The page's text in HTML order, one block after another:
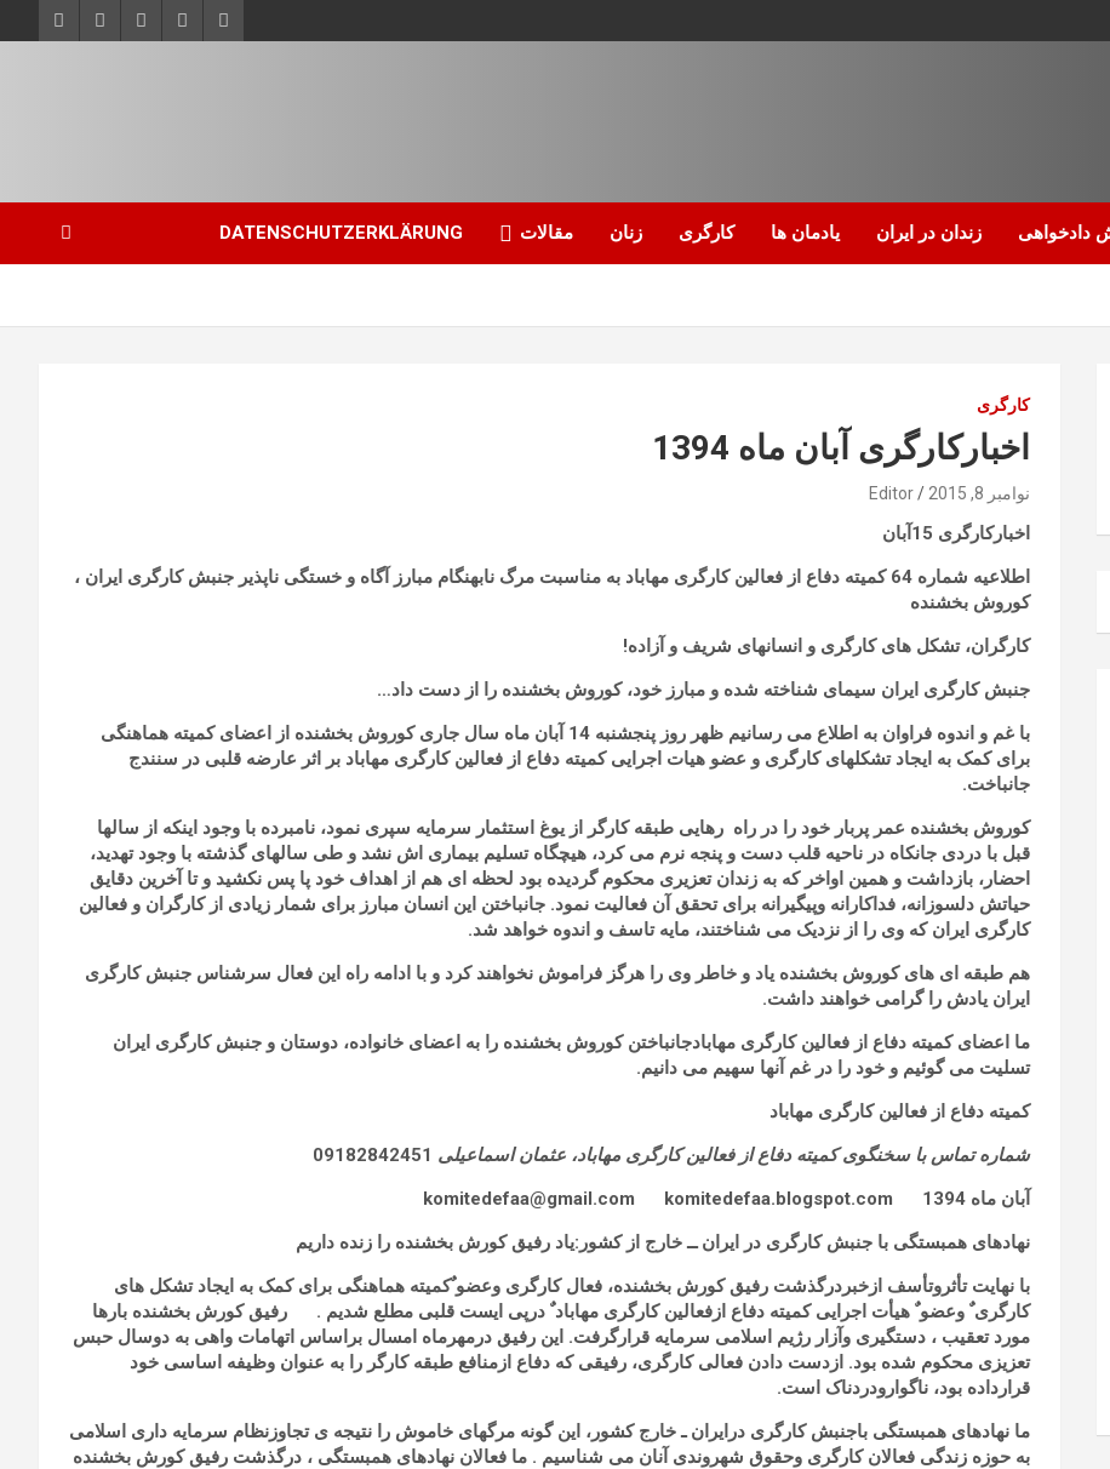
دادخواهی زندان در ایران یادمان ها کارگری زنان مقالات DATENSCHUTZERKLÄRUNG
کارگری
اخبارکارگری آبان ماه 1394
نوامبر 8, 2015 Editor
اخبارکارگری 15آبان
اطلاعیه شماره 64 کمیته دفاع از فعالین کارگری مهاباد به مناسبت مرگ نابهنگام مبارز آگاه و خستگی ناپذیر جنبش کارگری ایران ،
کوروش بخشنده
کارگران، تشکل های کارگری و انسانهای شریف و آزاده!
جنبش کارگری ایران سیمای شناخته شده و مبارز خود، کوروش بخشنده را از دست داد…
با غم و اندوه فراوان به اطلاع می رسانیم ظهر روز پنجشنبه 14 آبان ماه سال جاری کوروش بخشنده از اعضای کمیته هماهنگی
برای کمک به ایجاد تشکلهای کارگری و عضو هیات اجرایی کمیته دفاع از فعالین کارگری مهاباد بر اثر عارضه قلبی در سنندج
جانباخت.
کوروش بخشنده عمر پربار خود را در راه رهایی طبقه کارگر از یوغ استثمار سرمایه سپری نمود، نامبرده با وجود اینکه از سالها
قبل با دردی جانکاه در ناحیه قلب دست و پنجه نرم می کرد، هیچگاه تسلیم بیماری اش نشد و طی سالهای گذشته با وجود تهدید،
احضار، بازداشت و همین اواخر که به زندان تعزیری محکوم گردیده بود لحظه ای هم از اهداف خود پا پس نکشید و تا آخرین دقایق
حیاتش دلسوزانه، فداکارانه وپیگیرانه برای تحقق آن فعالیت نمود. جانباختن این انسان مبارز برای شمار زیادی از کارگران و فعالین
کارگری ایران که وی را از نزدیک می شناختند، مایه تاسف و اندوه خواهد شد.
هم طبقه ای های کوروش بخشنده یاد و خاطر وی را هرگز فراموش نخواهند کرد و با ادامه راه این فعال سرشناس جنبش کارگری
ایران یادش را گرامی خواهند داشت.
ما اعضای کمیته دفاع از فعالین کارگری مهابادجانباختن کوروش بخشنده را به اعضای خانواده، دوستان و جنبش کارگری ایران
تسلیت می گوئیم و خود را در غم آنها سهیم می دانیم.
کمیته دفاع از فعالین کارگری مهاباد
شماره تماس با سخنگوی کمیته دفاع از فعالین کارگری مهاباد، عثمان اسماعیلی 09182842451
آبان ماه 1394
komitedefaa.blogspot.com
نهادهای همبستگی با جنبش کارگری در ایران ــ خارج از کشور:یاد رفیق کورش بخشنده را زنده داریم
با نهایت تأثروتأسف ازخبردرگذشت رفیق کورش بخشنده، فعال کارگری وعضو ٌکمیته هماهنگی برای کمک به ایجاد تشکل های
کارگری ٌ وعضو ٌ هیأت اجرایی کمیته دفاع ازفعالین کارگری مهاباد ٌ درپی ایست قلبی مطلع شدیم . رفیق کورش بخشنده بارها
مورد تعقیب ، دستگیری وآزار رژیم اسلامی سرمایه قرارگرفت. این رفیق درمهرماه امسال براساس اتهامات واهی به دوسال حبس
تعزیزی محکوم شده بود. ازدست دادن فعالی کارگری، رفیقی که دفاع ازمنافع طبقه کارگر را به عنوان وظیفه اساسی خود
قرارداده بود، ناگوارودردناک است.
ما نهادهای همبستگی باجنبش کارگری درایران ـ خارج کشور، این گونه مرگهای خاموش را نتیجه ی تجاوزنظام سرمایه داری اسلامی
به حوزه زندگی فعالان کارگری وحقوق شهروندی آنان می شناسیم . ما فعالان نهادهای همبستگی ، درگذشت رفیق کورش بخشنده